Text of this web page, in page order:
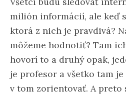
milión informácií, ale keď
ktorá z nich je pravdivá?
môžeme hodnotiť? Tam
hovorí to a druhý opak,
je profesor a všetko tam
v tom zorientovať. A preto